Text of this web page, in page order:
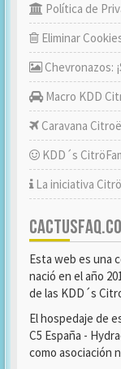
Política de
Eliminar
Chevronazos:
Macro KDD
Caravana
KDD´s
La iniciativa
Esta web es una
nació en el año
de las KDD´s
El hospedaje de
C5 España -
como asociación